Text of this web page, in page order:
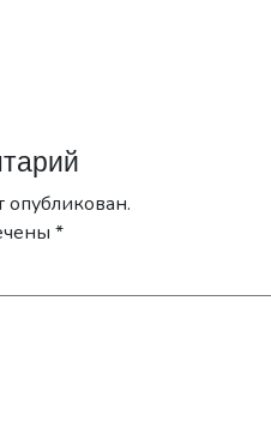
опубликован.
*